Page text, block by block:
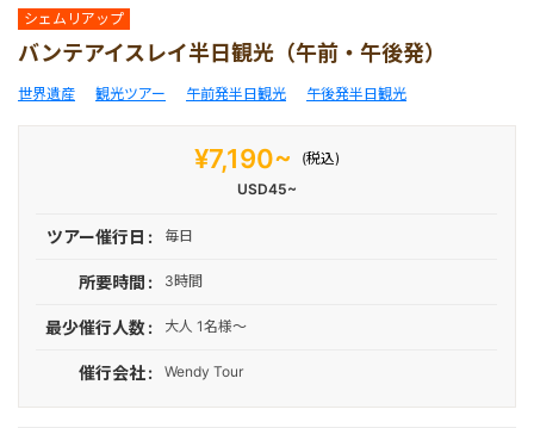
シェムリアップ
バンテアイスレイ半日観光（午前・午後発）
世界遺産 観光ツアー 午前発半日観光 午後発半日観光
¥7,190~
(税込)
USD45~
ツアー催行日 毎日
所要時間 3時間
最少催行人数 大人 1名様～
催行会社 Wendy Tour
ャーター
送迎
フ/シェムリアップ
＆アクティビティ
ーシア
ガポール 1日観光